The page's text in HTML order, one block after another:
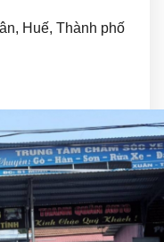
Huế, Thành phố